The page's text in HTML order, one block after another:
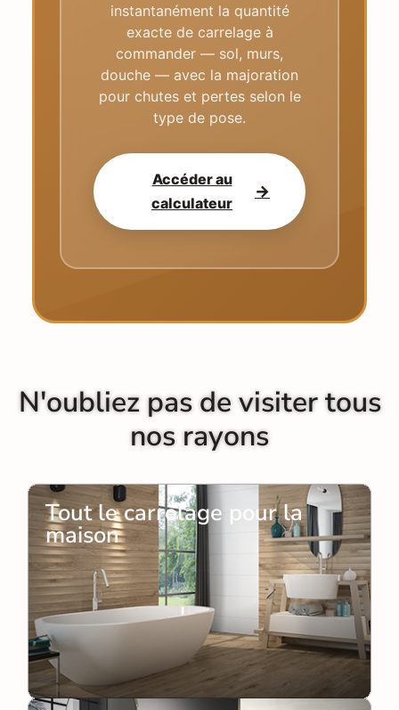
instantanément la quantité
exacte de carrelage à
commander — sol, murs,
douche — avec la majoration
pour chutes et pertes selon le
type de pose.
Accéder au
calculateur
→
N'oubliez pas de visiter tous
nos rayons
Tout le carrelage pour la
maison